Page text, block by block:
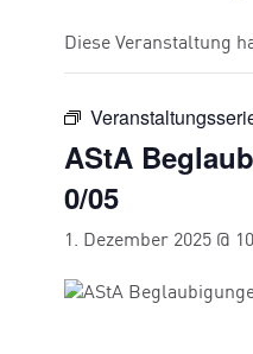
Diese Veranstaltung
AStA
0/05
1. Dezember 2025 @